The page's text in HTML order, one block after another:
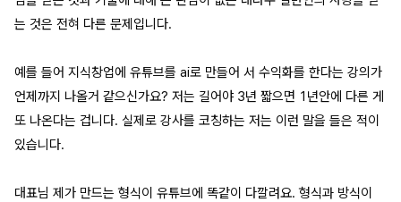
는 것은 전혀 다른 문제입니다.
예를 들어 지식창업에 유튜브를 ai로 만들어 서 수익화를 한다는 강의가
언제까지 나올거 같으신가요? 저는 길어야 3년 짧으면 1년안에 다른 게
또 나온다는 겁니다. 실제로 강사를 코칭하는 저는 이런 말을 들은 적이
있습니다.
대표님 제가 만드는 형식이 유튜브에 똑같이 다깔려요. 형식과 방식이